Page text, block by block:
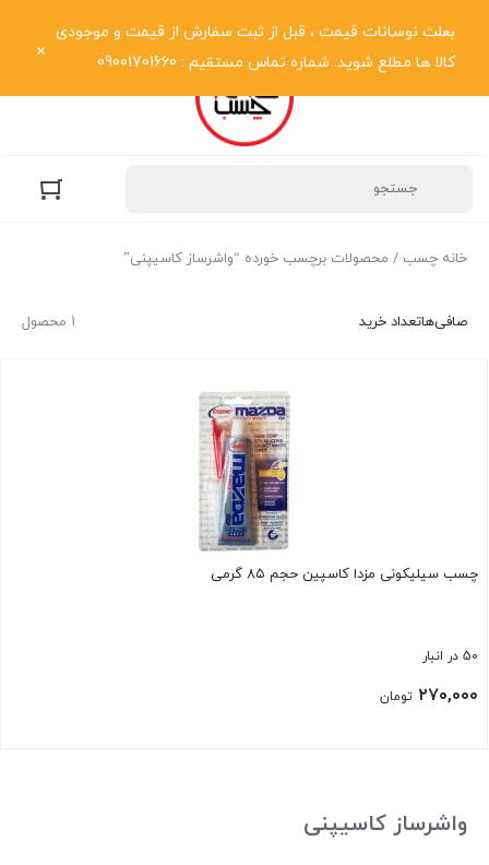
بعلت نوسانات قیمت ، قبل از ثبت سفارش از قیمت و موجودی
کالا ها مطلع شوید. شماره تماس مستقیم : 09001701660
خانه چسب / محصولات برچسب خورده “واشرساز کاسیپنی”
1 محصول صافی‌هاتعداد خرید
چسب سیلیکونی مزدا کاسپین حجم ۸۵ گرمی
50 در انبار
۲۷۰,۰۰۰ تومان
واشرساز کاسیپنی